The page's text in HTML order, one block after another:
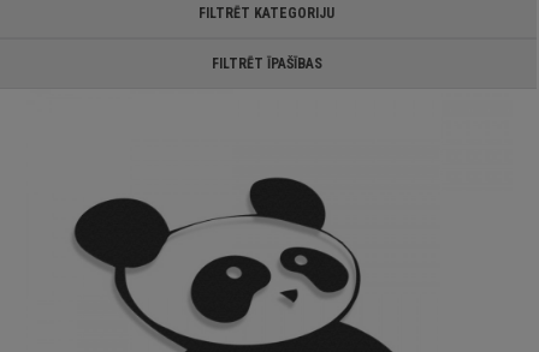
FILTRĒT KATEGORIJU
FILTRĒT ĪPAŠĪBAS